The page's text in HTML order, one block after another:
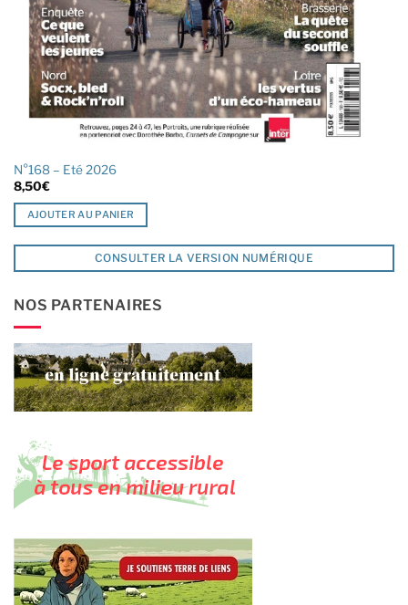
N°168 – Eté 2026
8,50€
AJOUTER AU PANIER
CONSULTER LA VERSION NUMÉRIQUE
NOS PARTENAIRES